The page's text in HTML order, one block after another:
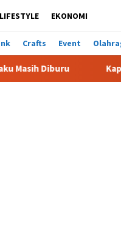
LIFESTYLE EKONOMI
Crafts Event
Kapolda Sumsel